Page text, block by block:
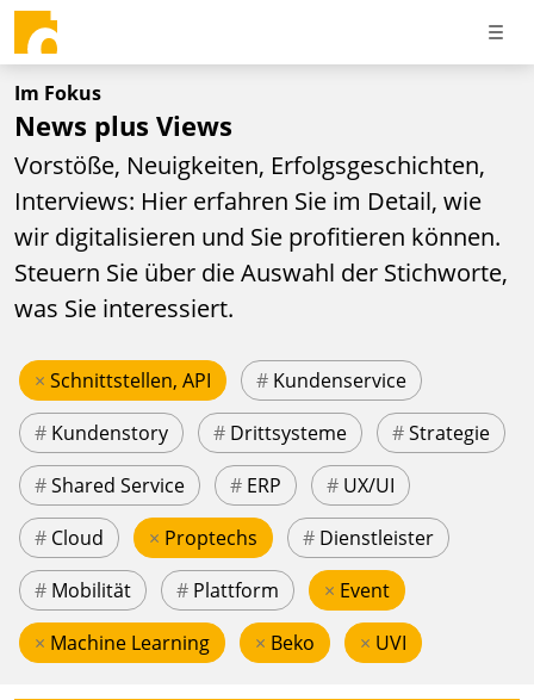
Im Fokus
News plus Views
Vorstöße, Neuigkeiten, Erfolgsgeschichten,
Interviews: Hier erfahren Sie im Detail, wie
wir digitalisieren und Sie profitieren können.
Steuern Sie über die Auswahl der Stichworte,
was Sie interessiert.
× Schnittstellen, API # Kundenservice
# Kundenstory # Drittsysteme #Strategie
#Shared Service # ERP # UX/UI
# Cloud × Proptechs # Dienstleister
# Mobilität # Plattform × Event
× Machine Learning × Beko × UVI